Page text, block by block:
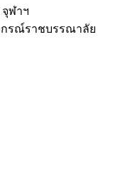
จุฬาฯ
กรณ์ราชบรรณาลัย